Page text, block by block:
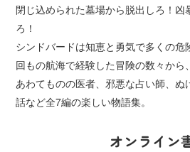
閉じ込められた墓場から脱出しろ！凶
ろ！
シンドバードは知恵と勇気で多くの
回もの航海で経験した冒険の数々から
あわてものの医者、邪悪な占い師、ぬ
話など全7編の楽しい物語集。
オンライン